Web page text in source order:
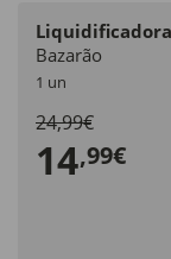
Bazarão
1 un
24,99€
14,99€